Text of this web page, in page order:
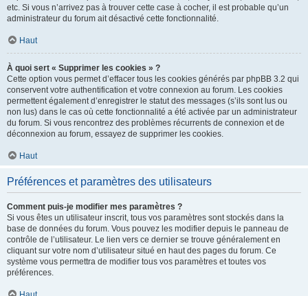
etc. Si vous n’arrivez pas à trouver cette case à cocher, il est probable qu’un
administrateur du forum ait désactivé cette fonctionnalité.
Haut
À quoi sert « Supprimer les cookies » ?
Cette option vous permet d’effacer tous les cookies générés par phpBB 3.2 qui
conservent votre authentification et votre connexion au forum. Les cookies
permettent également d’enregistrer le statut des messages (s’ils sont lus ou
non lus) dans le cas où cette fonctionnalité a été activée par un administrateur
du forum. Si vous rencontrez des problèmes récurrents de connexion et de
déconnexion au forum, essayez de supprimer les cookies.
Haut
Préférences et paramètres des utilisateurs
Comment puis-je modifier mes paramètres ?
Si vous êtes un utilisateur inscrit, tous vos paramètres sont stockés dans la
base de données du forum. Vous pouvez les modifier depuis le panneau de
contrôle de l’utilisateur. Le lien vers ce dernier se trouve généralement en
cliquant sur votre nom d’utilisateur situé en haut des pages du forum. Ce
système vous permettra de modifier tous vos paramètres et toutes vos
préférences.